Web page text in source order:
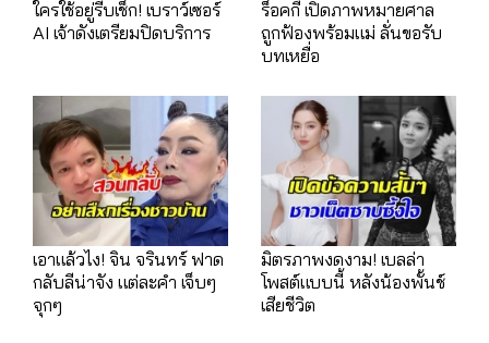
ใครใช้อยู่รีบเช็ก! เบราว์เซอร์
AI เจ้าดังเตรียมปิดบริการ
ร็อคกี้ เปิดภาพหมายศาล
ถูกฟ้องพร้อมแม่ ลั่นขอรับ
บทเหยื่อ
เอาแล้วไง! จิน จรินทร์ ฟาด
กลับลีน่าจัง แต่ละคำ เจ็บๆ
จุกๆ
มิตรภาพงดงาม! เบลล่า
โพสต์แบบนี้ หลังน้องพั้นช์
เสียชีวิต